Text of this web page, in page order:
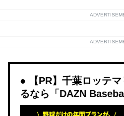
【PR】千葉ロッテ
るなら「DAZN